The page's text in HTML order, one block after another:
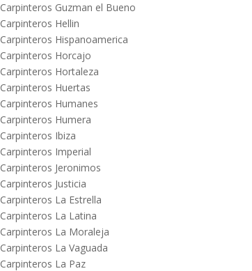
Carpinteros Guzman el Bueno
Carpinteros Hellin
Carpinteros Hispanoamerica
Carpinteros Horcajo
Carpinteros Hortaleza
Carpinteros Huertas
Carpinteros Humanes
Carpinteros Humera
Carpinteros Ibiza
Carpinteros Imperial
Carpinteros Jeronimos
Carpinteros Justicia
Carpinteros La Estrella
Carpinteros La Latina
Carpinteros La Moraleja
Carpinteros La Vaguada
Carpinteros La Paz